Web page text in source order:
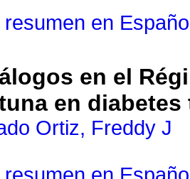
resumen en
en el
en diabetes
Ortiz, Freddy J